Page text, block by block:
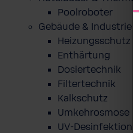
Poolroboter
Gebäude & Industrie
Heizungsschutz
Enthärtung
Dosiertechnik
Filtertechnik
Kalkschutz
Umkehrosmose
UV-Desinfektion